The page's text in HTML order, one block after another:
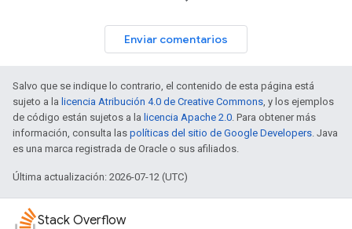
Enviar comentarios
Salvo que se indique lo contrario, el contenido de esta página está
sujeto a la licencia Atribución 4.0 de Creative Commons, y los ejemplos
de código están sujetos a la licencia Apache 2.0. Para obtener más
información, consulta las políticas del sitio de Google Developers. Java
es una marca registrada de Oracle o sus afiliados.
Última actualización: 2026-07-12 (UTC)
Stack Overflow